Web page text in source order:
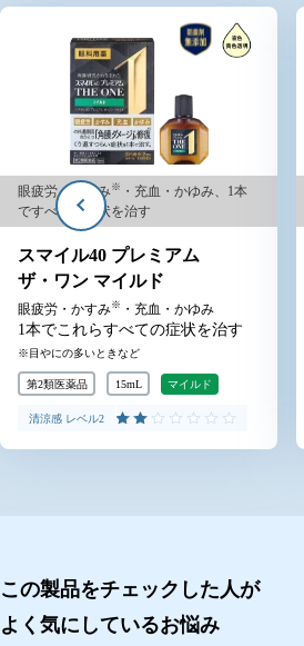
眼疲労・かすみ※ ・充血・かゆみ、1本
ですべての症状を治す
スマイル40 プレミアム
ザ・ワン クール
眼疲労・かすみ※ ・充血・かゆみ
1本でこれらすべての症状を治す
目やにの多いときなど
第2類医薬品 15mL クール
清涼感 レベル4
この製品をチェックした人が
よく気にしているお悩み